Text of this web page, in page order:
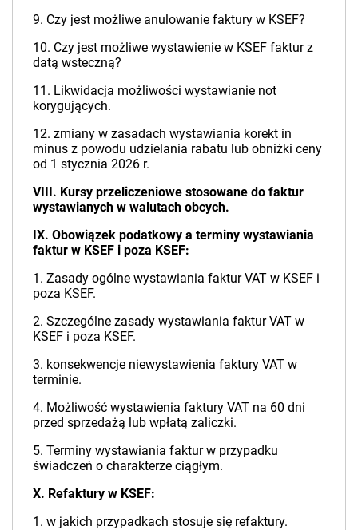
9. Czy jest możliwe anulowanie faktury w KSEF?
10. Czy jest możliwe wystawienie w KSEF faktur z
datą wsteczną?
11. Likwidacja możliwości wystawianie not
korygujących.
12. zmiany w zasadach wystawiania korekt in
minus z powodu udzielania rabatu lub obniżki ceny
od 1 stycznia 2026 r.
VIII. Kursy przeliczeniowe stosowane do faktur
wystawianych w walutach obcych.
IX. Obowiązek podatkowy a terminy wystawiania
faktur w KSEF i poza KSEF:
1. Zasady ogólne wystawiania faktur VAT w KSEF i
poza KSEF.
2. Szczególne zasady wystawiania faktur VAT w
KSEF i poza KSEF.
3. konsekwencje niewystawienia faktury VAT w
terminie.
4. Możliwość wystawienia faktury VAT na 60 dni
przed sprzedażą lub wpłatą zaliczki.
5. Terminy wystawiania faktur w przypadku
świadczeń o charakterze ciągłym.
X. Refaktury w KSEF:
1. w jakich przypadkach stosuje się refaktury.